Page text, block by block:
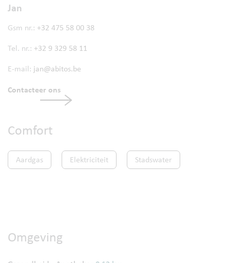
Jan
Gsm nr.: +32 475 58 00 38
Tel. nr.: +32 9 329 58 11
E-mail: jan@abitos.be
Contacteer ons
Comfort
Aardgas Elektriciteit Stadswater
Omgeving